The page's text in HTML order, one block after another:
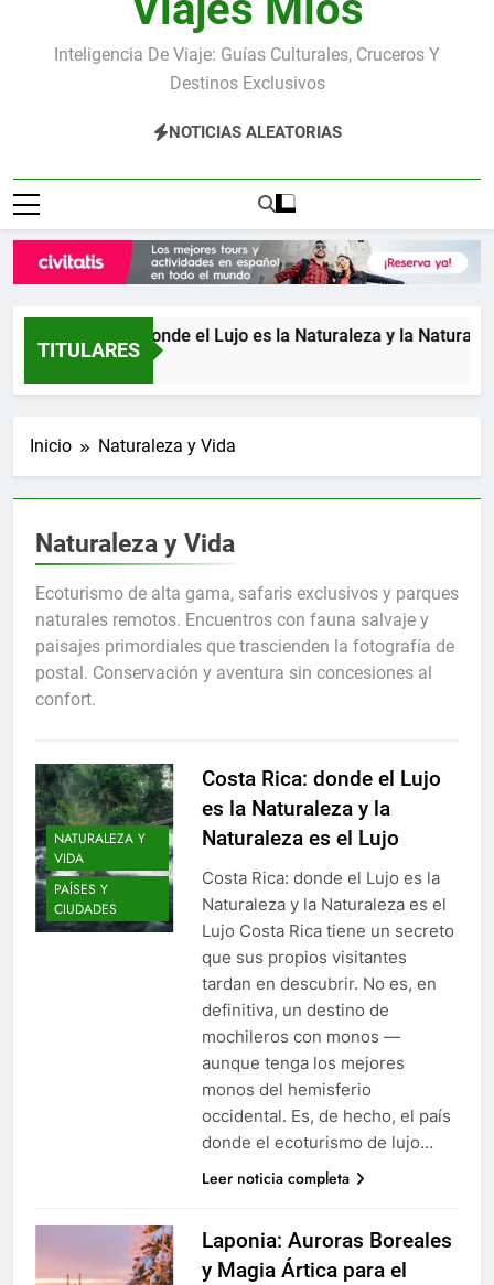
Inteligencia De Viaje: Guías Culturales, Cruceros Y
Destinos Exclusivos
NOTICIAS ALEATORIAS
TITULARES
Costa Rica: donde el Lujo es la Naturaleza y la Naturaleza
5 Días Atrás
Inicio Naturaleza y Vida
Naturaleza y Vida
Ecoturismo de alta gama, safaris exclusivos y parques
naturales remotos. Encuentros con fauna salvaje y
paisajes primordiales que trascienden la fotografía de
postal. Conservación y aventura sin concesiones al
confort.
NATURALEZA Y
VIDA
PAÍSES Y
CIUDADES
Costa Rica: donde el Lujo
es la Naturaleza y la
Naturaleza es el Lujo
Costa Rica: donde el Lujo es la
Naturaleza y la Naturaleza es el
Lujo Costa Rica tiene un secreto
que sus propios visitantes
tardan en descubrir. No es, en
definitiva, un destino de
mochileros con monos —
aunque tenga los mejores
monos del hemisferio
occidental. Es, de hecho, el país
donde el ecoturismo de lujo…
Leer noticia completa
Laponia: Auroras Boreales
y Magia Ártica para el